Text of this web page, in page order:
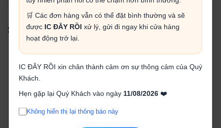
🛒 Các đơn hàng vẫn có thể đặt bình thường và sẽ
được IC ĐÂY RỒI xử lý, gửi đi ngay khi cửa hàng
hoạt động trở lại.
IC ĐÂY RỒI xin chân thành cảm ơn sự thông cảm của Quý
Khách.
Hẹn gặp lại Quý Khách vào ngày 11/08/2026❤️
Không hiển thị lại thông báo này
SẢN PHẨM LIÊN QUAN
STM32 cổng Type-C